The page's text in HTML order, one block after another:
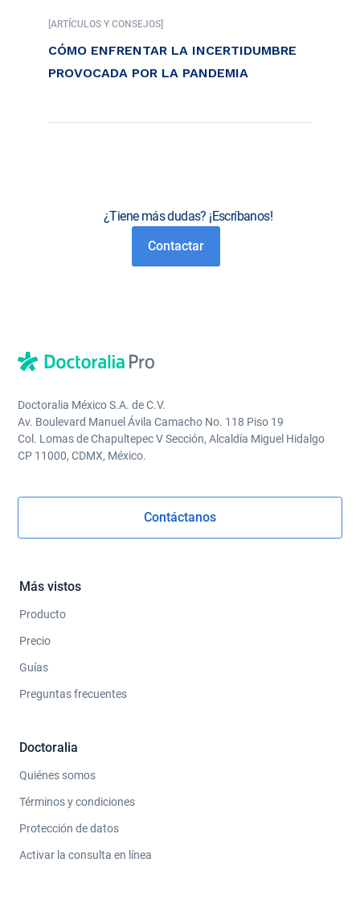
[ARTÍCULOS Y CONSEJOS]
CÓMO ENFRENTAR LA INCERTIDUMBRE
PROVOCADA POR LA PANDEMIA
¿Tiene más dudas? ¡Escríbanos!
Contactar
Doctoralia México S.A. de C.V.
Av. Boulevard Manuel Ávila Camacho No. 118 Piso 19
Col. Lomas de Chapultepec V Sección, Alcaldía Miguel Hidalgo
CP 11000, CDMX, México.
Contáctanos
Más vistos
Producto
Precio
Guías
Preguntas frecuentes
Doctoralia
Quiénes somos
Términos y condiciones
Protección de datos
Activar la consulta en línea